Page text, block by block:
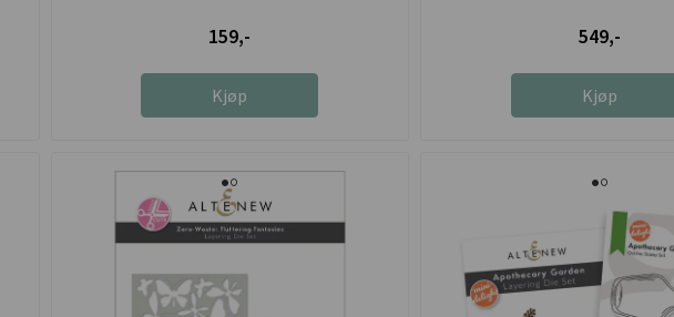
159,-
Kjøp
549,-
Kjøp